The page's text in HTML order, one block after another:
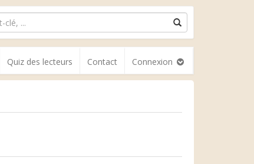
Quiz des lecteurs Contact Connexion